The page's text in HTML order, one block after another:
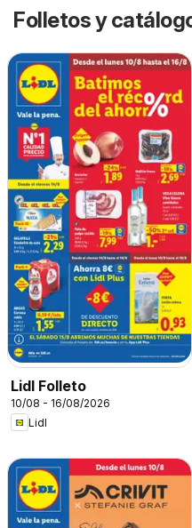
Folletos y
Lidl Folleto
10/08 - 16/08/2026
Lidl